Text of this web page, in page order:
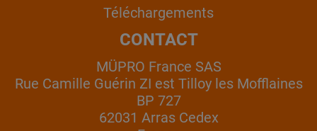
Téléchargements
CONTACT
MÜPRO France SAS
Rue Camille Guérin ZI est Tilloy les Mofflaines
BP 727
62031 Arras Cedex